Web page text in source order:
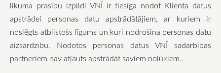
likuma prasību izpildi VNĪ ir tiesīga nodot Klienta datus
apstrādei personas datu apstrādātājiem, ar kuriem ir
noslēgts atbilstošs līgums un kuri nodrošina personas datu
aizsardzību. Nodotos personas datus VNĪ sadarbības
partneriem nav atļauts apstrādāt saviem nolūkiem..